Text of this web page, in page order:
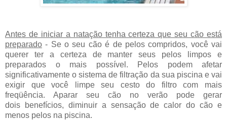
Antes de iniciar a natação tenha certeza que seu cão está
preparado - Se o seu cão é de pelos compridos, você vai
querer ter a certeza de manter seus pelos limpos e
preparados o mais possível. Pelos podem afetar
significativamente o sistema de filtração da sua piscina e vai
exigir que você limpe seu cesto do filtro com mais
freqüência. Aparar seu cão no verão pode gerar
dois benefícios, diminuir a sensação de calor do cão e
menos pelos na piscina.